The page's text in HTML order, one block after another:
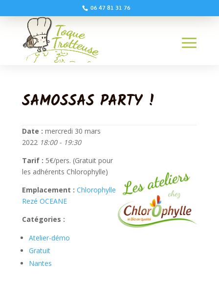
06 47 81 31 76
SAMOSSAS PARTY !
Date : mercredi 30 mars
2022 18:00 - 19:30
Tarif : 5€/pers. (Gratuit pour
les adhérents Chlorophylle)
Emplacement : Chlorophylle
Rezé OCEANE
Catégories :
Atelier-démo
Gratuit
Nantes